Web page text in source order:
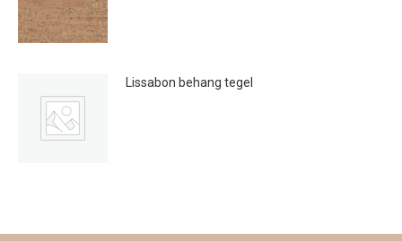
Lissabon behang tegel